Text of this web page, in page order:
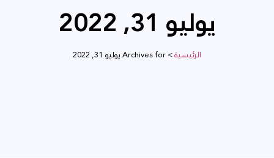
يوليو 31, 2022
الرئيسية>Archives for يوليو 31, 2022